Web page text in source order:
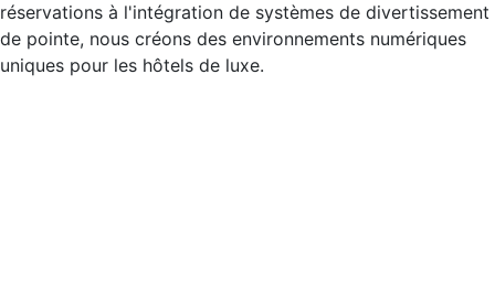
réservations à l'intégration de systèmes de divertissement
de pointe, nous créons des environnements numériques
uniques pour les hôtels de luxe.